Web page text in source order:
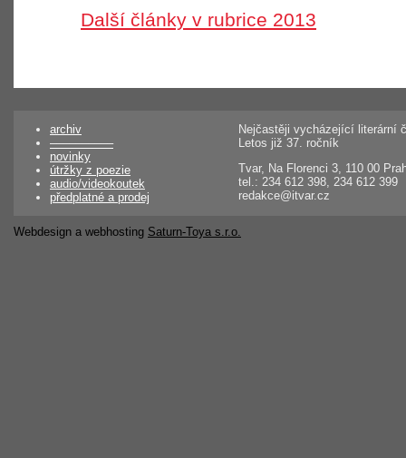
Další články v rubrice 2013
archiv
––––––––––
novinky
útržky z poezie
audio/videokoutek
předplatné a prodej
Nejčastěji vycházející literární
Letos již 37. ročník
Tvar, Na Florenci 3, 110 00
tel.: 234 612 398, 234 612 399
redakce@itvar.cz
Webdesign a webhosting Saturn-Toya s.r.o.